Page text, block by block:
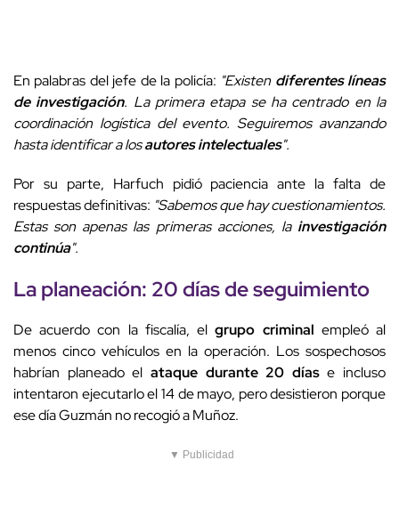
En palabras del jefe de la policía: "Existen diferentes líneas
de investigación. La primera etapa se ha centrado en la
coordinación logística del evento. Seguiremos avanzando
hasta identificar a losautores intelectuales".
Por su parte, Harfuch pidió paciencia ante la falta de
respuestas definitivas: "Sabemos que hay cuestionamientos.
Estas son apenas las primeras acciones, la investigación
continúa".
La planeación: 20 días de seguimiento
De acuerdo con la fiscalía, elgrupo criminal empleó al
menos cinco vehículos en la operación. Los sospechosos
habrían planeado el ataque durante 20 díase incluso
intentaron ejecutarlo el 14 de mayo, pero desistieron porque
ese día Guzmán no recogió a Muñoz.
▼ Publicidad